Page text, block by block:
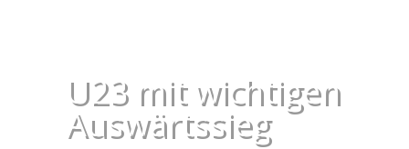
U23 mit wichtigen
Auswärtssieg